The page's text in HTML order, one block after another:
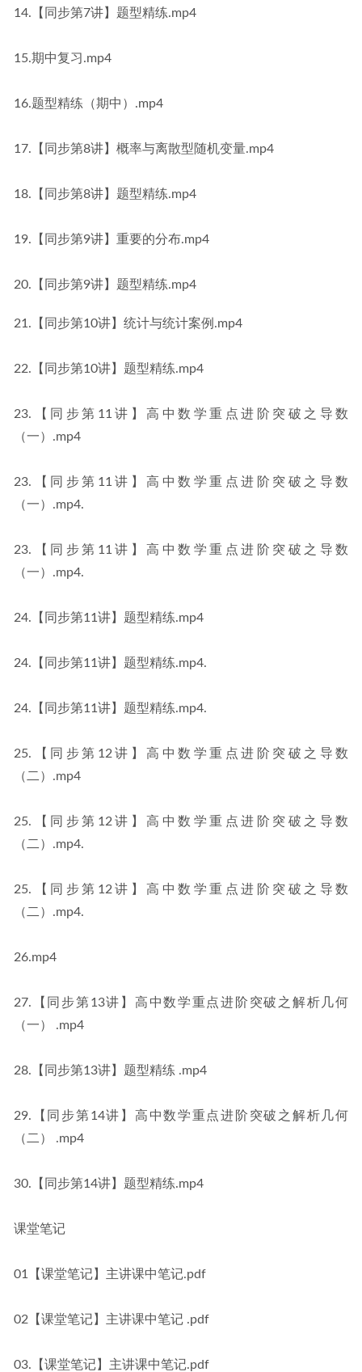
14.【同步第7讲】题型精练.mp4
15.期中复习.mp4
16.题型精练（期中）.mp4
17.【同步第8讲】概率与离散型随机变量.mp4
18.【同步第8讲】题型精练.mp4
19.【同步第9讲】重要的分布.mp4
20.【同步第9讲】题型精练.mp4
21.【同步第10讲】统计与统计案例.mp4
22.【同步第10讲】题型精练.mp4
23.【同步第11讲】高中数学重点进阶突破之导数
（一）.mp4
23.【同步第11讲】高中数学重点进阶突破之导数
（一）.mp4.
23.【同步第11讲】高中数学重点进阶突破之导数
（一）.mp4.
24.【同步第11讲】题型精练.mp4
24.【同步第11讲】题型精练.mp4.
24.【同步第11讲】题型精练.mp4.
25.【同步第12讲】高中数学重点进阶突破之导数
（二）.mp4
25.【同步第12讲】高中数学重点进阶突破之导数
（二）.mp4.
25.【同步第12讲】高中数学重点进阶突破之导数
（二）.mp4.
26.mp4
27.【同步第13讲】高中数学重点进阶突破之解析几何
（一） .mp4
28.【同步第13讲】题型精练 .mp4
29.【同步第14讲】高中数学重点进阶突破之解析几何
（二） .mp4
30.【同步第14讲】题型精练.mp4
课堂笔记
01【课堂笔记】主讲课中笔记.pdf
02【课堂笔记】主讲课中笔记 .pdf
03.【课堂笔记】主讲课中笔记.pdf